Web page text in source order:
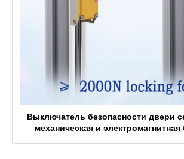
Выключатель безопасности двери
механическая и